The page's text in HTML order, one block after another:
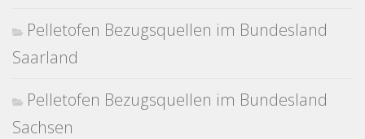
Pelletofen Bezugsquellen im Bundesland
Saarland
Pelletofen Bezugsquellen im Bundesland
Sachsen